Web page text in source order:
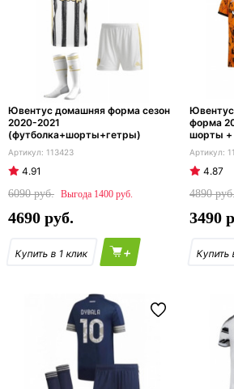
Ювентус домашняя форма сезон
2020-2021
(футболка+шорты+гетры)
113423
4.91
6090
1400
4690
+
Ювентус
форма
шорты +
4.87
4890
3490